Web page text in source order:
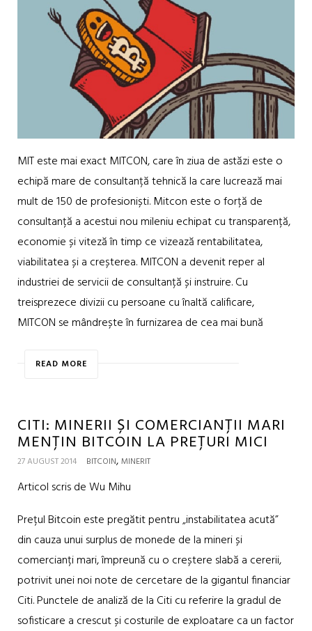
MIT este mai exact MITCON, care în ziua de astăzi este o
echipă mare de consultanță tehnică la care lucrează mai
mult de 150 de profesioniști. Mitcon este o forță de
consultanță a acestui nou mileniu echipat cu transparență,
economie și viteză în timp ce vizează rentabilitatea,
viabilitatea și a creșterea. MITCON a devenit reper al
industriei de servicii de consultanță și instruire. Cu
treisprezece divizii cu persoane cu înaltă calificare,
MITCON se mândrește în furnizarea de cea mai bună
READ MORE
CITI: MINERII ȘI COMERCIANȚII MARI
MENȚIN BITCOIN LA PREȚURI MICI
27 AUGUST 2014 BITCOIN, MINERIT
Articol scris de Wu Mihu
Prețul Bitcoin este pregătit pentru „instabilitatea acută”
din cauza unui surplus de monede de la mineri și
comercianți mari, împreună cu o creștere slabă a cererii,
potrivit unei noi note de cercetare de la gigantul financiar
Citi. Punctele de analiză de la Citi cu referire la gradul de
sofisticare a crescut și costurile de exploatare ca un factor